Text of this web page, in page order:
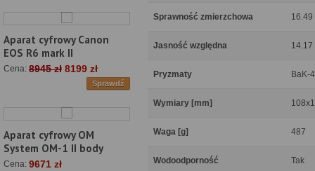
Aparat cyfrowy Canon
EOS R6 mark II
Cena: 8945 zł 8199 zł
Sprawdź
Aparat cyfrowy OM
System OM-1 II body
Cena: 9671 zł
Sprawność zmierzchowa 16.49
Jasność względna 14.17
Pryzmaty BaK-
Wymiary [mm]
Waga [g] 487
Wodoodporność Tak